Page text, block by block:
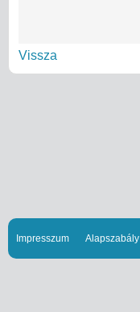
Vissza
Impresszum Alapszabály